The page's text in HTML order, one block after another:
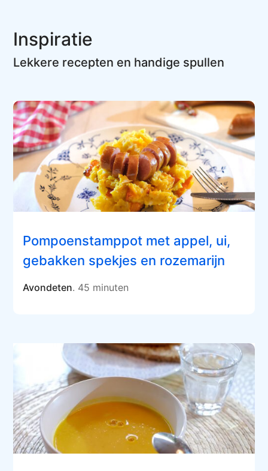
Inspiratie
Lekkere recepten en handige spullen
Pompoenstamppot met appel, ui,
gebakken spekjes en rozemarijn
Avondeten. 45 minuten